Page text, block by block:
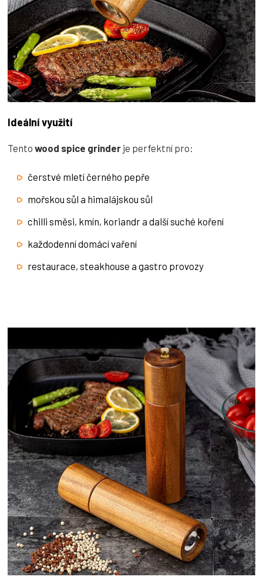
Ideální využití
Tento wood spice grinder je perfektní pro:
čerstvé mletí černého pepře
mořskou sůl a himalájskou sůl
chilli směsi, kmín, koriandr a další suché koření
každodenní domácí vaření
restaurace, steakhouse a gastro provozy